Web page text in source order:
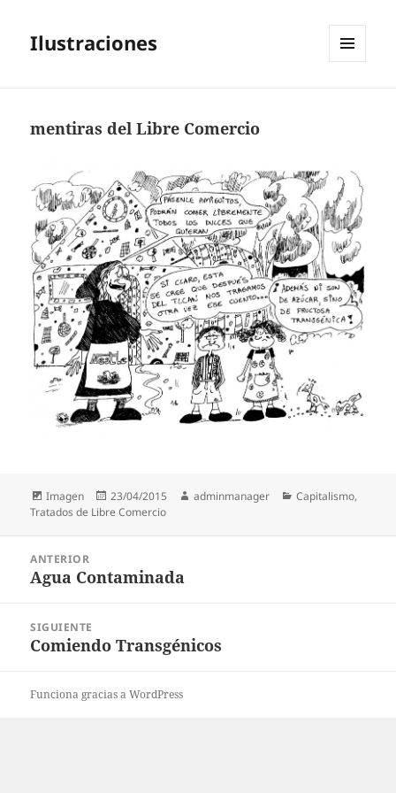
Ilustraciones
mentiras del Libre Comercio
Formato
Imagen
Publicado
el
23/04/2015 Autor
adminmanager Categorías
Capitalismo,
Tratados de Libre Comercio
entradas
ANTERIOR
Entrada
Agua Contaminada
SIGUIENTE
Entrada
Comiendo Transgénicos
Funciona gracias a WordPress